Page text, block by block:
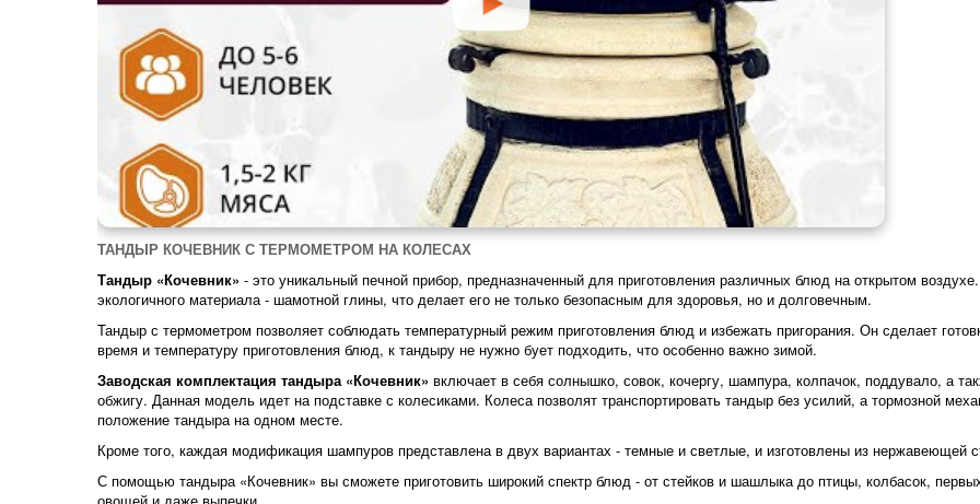
ТАНДЫР КОЧЕВНИК С ТЕРМОМЕТРОМ НА КОЛЕСАХ
Тандыр «Кочевник» - это уникальный печной прибор, предназначенный для приготовления различных блюд на открытом
экологичного материала - шамотной глины, что делает его не только безопасным для здоровья, но и долговечным.
Тандыр с термометром позволяет соблюдать температурный режим приготовления блюд и избежать пригорания. Он сделает
время и температуру приготовления блюд, к тандыру не нужно бует подходить, что особенно важно зимой.
Заводская комплектация тандыра «Кочевник» включает в себя солнышко, совок, кочергу, шампура, колпачок, поддувало, а
обжигу. Данная модель идет на подставке с колесиками. Колеса позволят транспортировать тандыр без усилий, а тормозной
положение тандыра на одном месте.
Кроме того, каждая модификация шампуров представлена в двух вариантах - темные и светлые, и изготовлены из нержавеющей
С помощью тандыра «Кочевник» вы сможете приготовить широкий спектр блюд - от стейков и шашлыка до птицы, колбасок,